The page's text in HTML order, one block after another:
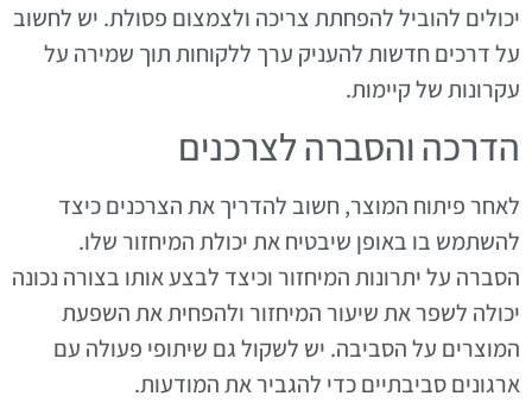
יכולים להוביל להפחתת צריכה ולצמצום פסולת. יש לחשוב
על דרכים חדשות להעניק ערך ללקוחות תוך שמירה על
עקרונות של קיימות.
הדרכה והסברה לצרכנים
לאחר פיתוח המוצר, חשוב להדריך את הצרכנים כיצד
להשתמש בו באופן שיבטיח את יכולת המיחזור שלו.
הסברה על יתרונות המיחזור וכיצד לבצע אותו בצורה נכונה
יכולה לשפר את שיעור המיחזור ולהפחית את השפעת
המוצרים על הסביבה. יש לשקול גם שיתופי פעולה עם
ארגונים סביבתיים כדי להגביר את המודעות.